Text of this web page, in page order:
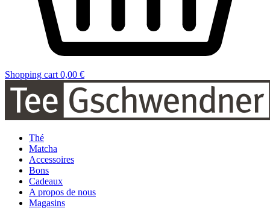
Shopping cart 0,00 €
Thé
Matcha
Accessoires
Bons
Cadeaux
A propos de nous
Magasins